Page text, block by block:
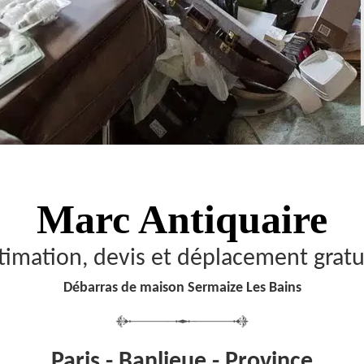
Marc Antiquaire
devis et déplacement
Débarras de maison Sermaize Les Bains